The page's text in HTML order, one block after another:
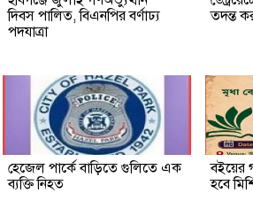
দিবস পালিত, বিএনপির বর্ণাঢ্য
পদযাত্রা
তদন্ত
হেজেল পার্কে বাড়িতে গুলিতে এক
ব্যক্তি নিহত
বইয়ের
হবে